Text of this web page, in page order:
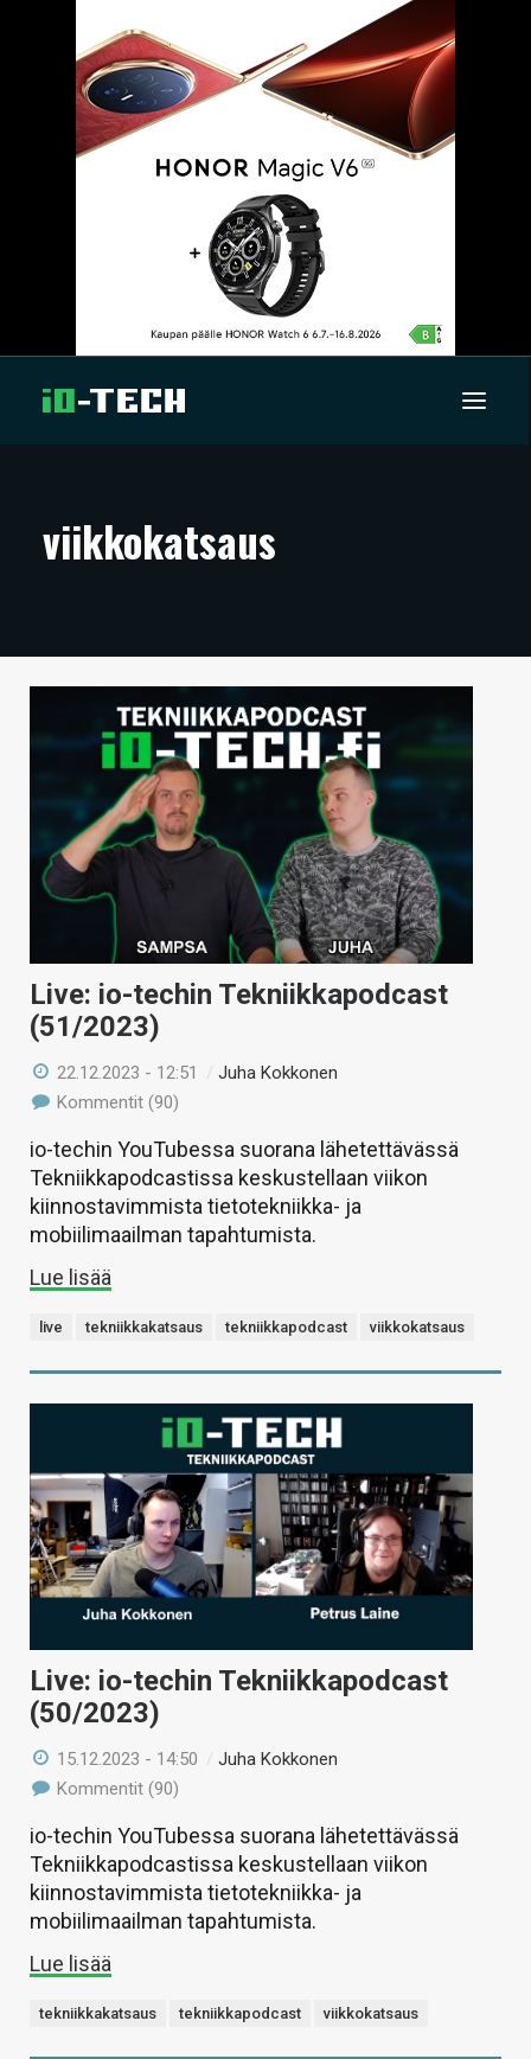
ARTIKKELIT
TECHBBS
KAUPPA
VAIHDA TEEMA
HAKU
viikkokatsaus
Live: io-techin Tekniikkapodcast
(51/2023)
22.12.2023 - 12:51 /Juha Kokkonen
Kommentit (90)
io-techin YouTubessa suorana lähetettävässä
Tekniikkapodcastissa keskustellaan viikon
kiinnostavimmista tietotekniikka- ja
mobiilimaailman tapahtumista.
Lue lisää
live tekniikkakatsaus tekniikkapodcast viikkokatsaus
Live: io-techin Tekniikkapodcast
(50/2023)
15.12.2023 - 14:50 /Juha Kokkonen
Kommentit (90)
io-techin YouTubessa suorana lähetettävässä
Tekniikkapodcastissa keskustellaan viikon
kiinnostavimmista tietotekniikka- ja
mobiilimaailman tapahtumista.
Lue lisää
tekniikkakatsaus tekniikkapodcast viikkokatsaus